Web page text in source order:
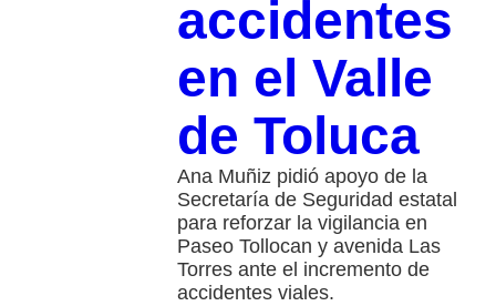
accidentes
en el Valle
de Toluca
Ana Muñiz pidió apoyo de la
Secretaría de Seguridad estatal
para reforzar la vigilancia en
Paseo Tollocan y avenida Las
Torres ante el incremento de
accidentes viales.